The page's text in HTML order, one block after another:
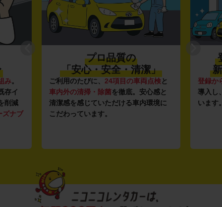
み。
存イ
削減
ズナブ
プロ品質の
「安心・安全・清潔」
ご利用のたびに、 24項目の車両点検と
車内外の清掃・除菌を徹底。安心感と
清潔感を感じていただける車内環境に
こだわっています。
登録か
導入し
います